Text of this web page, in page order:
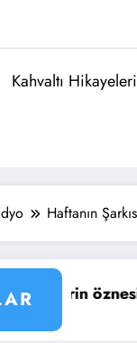
Kahvaltı Hikayeleri
Haftanın
işte…